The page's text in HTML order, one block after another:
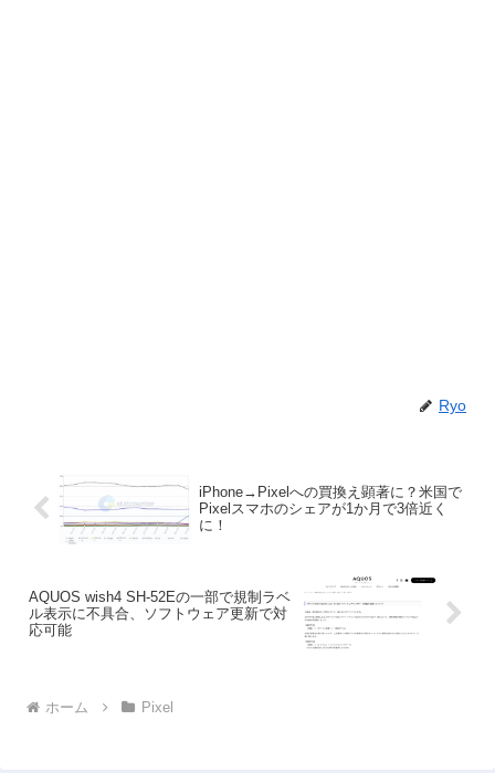
Ryo
iPhone→Pixelへの買換え顕著に？米国で
Pixelスマホのシェアが1か月で3倍近く
に！
AQUOS wish4 SH-52Eの一部で規制ラベ
ル表示に不具合、ソフトウェア更新で対
応可能
ホーム Pixel